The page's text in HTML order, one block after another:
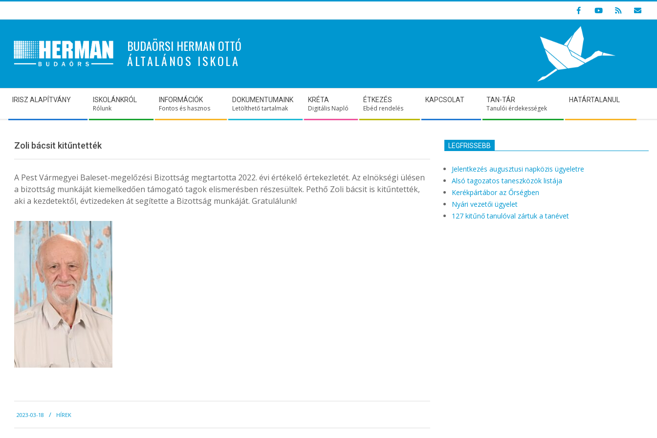
to
BUDAÖRSI HERMAN OTTÓ
ÁLTALÁNOS ISKOLA
Indulunk! Hamarosan újraindul oldalunk!
Navigation
Menu
IRISZ ALAPÍTVÁNY ISKOLÁNKRÓL
Rólunk
INFORMÁCIÓK
Fontos és hasznos
DOKUMENTUMAINK
Letölthető tartalmak
KRÉTA
Digitális Napló
ÉTKEZÉS
Ebéd rendelés
KAPCSOLAT TAN-TÁR
Tanulói érdekességek
HATÁRTALANUL
Zoli bácsit kitűntették
A Pest Vármegyei Baleset-megelőzési Bizottság megtartotta 2022. évi értékelő értekezletét. Az elnökségi ülésen
a bizottság munkáját kiemelkedően támogató tagok elismerésben részesültek. Pethő Zoli bácsit is kitűntették,
aki a kezdetektől, évtizedeken át segítette a Bizottság munkáját. Gratulálunk!
03-
18
2023-03-18 HÍREK
LEGFRISSEBB
Jelentkezés augusztusi napközis ügyeletre
Alsó tagozatos taneszközök listája
Kerékpártábor az Őrségben
Nyári vezetői ügyelet
127 kitűnő tanulóval zártuk a tanévet